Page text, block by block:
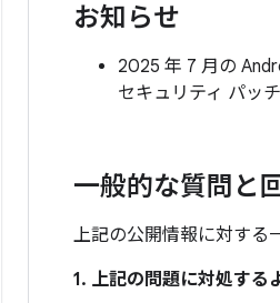
お知らせ
2025 年 7 月の
セキュリティ パッ
一般的な質問と
上記の公開情報に対する
1. 上記の問題に対処する